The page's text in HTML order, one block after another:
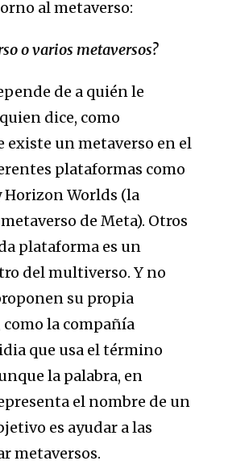
al metaverso:
o varios metaversos?
de a quién le
dice, como
existe un metaverso en el
plataformas como
Worlds (la
de Meta). Otros
plataforma es un
del multiverso. Y no
su propia
la compañía
que usa el término
la palabra, en
el nombre de un
es ayudar a las
metaversos.